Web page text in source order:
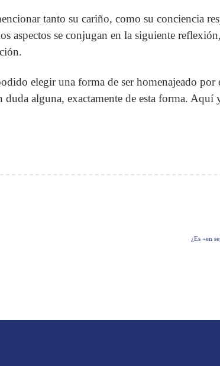
tanto su cariño, como su conciencia
aspectos se conjugan en la siguiente
elegir una forma de ser homenajeado por
alguna, exactamente de esta forma. Aquí
¿Es «en